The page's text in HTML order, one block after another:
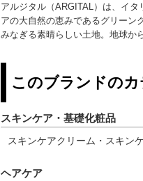
アルジタル（ARGITAL）は、イ
アの大自然の恵みであるグリーン
みなぎる素晴らしい土地。地球か
このブランドのカ
スキンケア・基礎化粧品
スキンケアクリーム・スキン
ヘアケア